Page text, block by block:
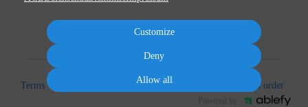
Terms Cancel subscription Cancel order
Customize
Deny
Allow all